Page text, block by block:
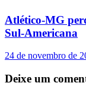
Atlético-MG
Sul-Americana
24 de novembro de
Deixe um